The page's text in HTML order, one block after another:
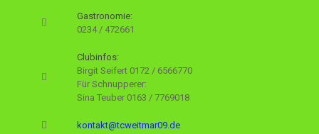
Gastronomie:
0234 / 472661
Clubinfos:
Birgit Seifert 0172 / 6566770
Für Schnupperer:
Sina Teuber 0163 / 7769018
kontakt@tcweitmar09.de